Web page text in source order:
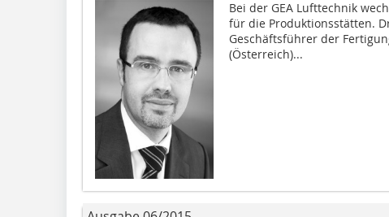
Bei der GEA Lufttechnik
für die Produktionsstätten.
Geschäftsführer der
(Österreich)...